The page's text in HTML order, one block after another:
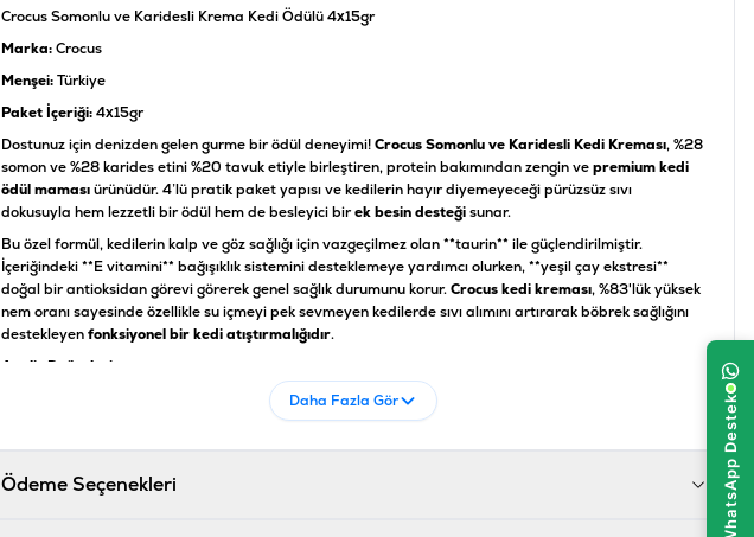
Crocus Somonlu ve Karidesli Krema Kedi Ödülü 4x15gr
Marka:Crocus
Menşei:Türkiye
Paket İçeriği:4x15gr
Dostunuz için denizden gelen gurme bir ödül deneyimi!Crocus Somonlu ve Karidesli Kedi Kreması, %28
somon ve %28 karides etini %20 tavuk etiyle birleştiren, protein bakımından zengin vepremium kedi
ödül mamasıürünüdür. 4’lü pratik paket yapısı ve kedilerin hayır diyemeyeceği pürüzsüz sıvı
dokusuyla hem lezzetli bir ödül hem de besleyici birek besin desteğisunar.
Bu özel formül, kedilerin kalp ve göz sağlığı için vazgeçilmez olan **taurin** ile güçlendirilmiştir.
İçeriğindeki **E vitamini** bağışıklık sistemini desteklemeye yardımcı olurken, **yeşil çay ekstresi**
doğal bir antioksidan görevi görerek genel sağlık durumunu korur.Crocus kedi kreması, %83'lük yüksek
nem oranı sayesinde özellikle su içmeyi pek sevmeyen kedilerde sıvı alımını artırarak böbrek sağlığını
destekleyenfonksiyonel bir kedi atıştırmalığıdır.
Analiz Değerleri
Miktar (En Az / En Fazla)
Daha Fazla Gör
Ödeme Seçenekleri